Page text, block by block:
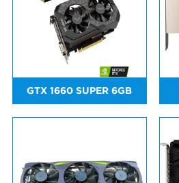
GTX 1660 SUPER 6GB